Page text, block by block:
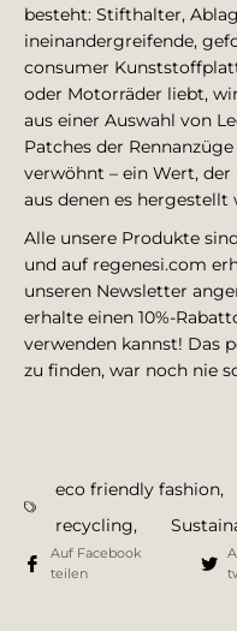
besteht: Stifthalter,
ineinandergreifende,
consumer
oder Motorräder liebt,
aus einer Auswahl von
Patches der
verwöhnt – ein Wert,
aus denen es hergestellt
Alle unsere Produkte
und auf regenesi.com
unseren Newsletter
erhalte einen 10%-
verwenden kannst! Das
zu finden, war noch nie
eco friendly fashion,
recycling,
Auf Facebook
teilen